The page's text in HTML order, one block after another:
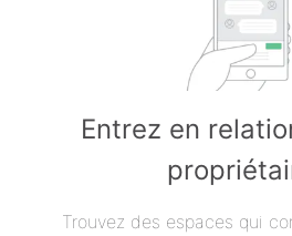
Entrez en
Trouvez des espaces qui